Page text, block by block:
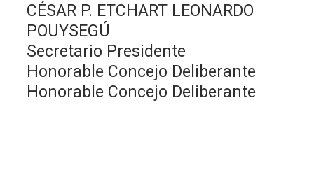
CÉSAR P. ETCHART LEONARDO
POUYSEGÚ
Secretario Presidente
Honorable Concejo Deliberante
Honorable Concejo Deliberante